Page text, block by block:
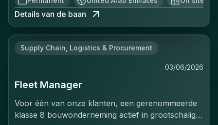
fast-moving, asset-light operation across two
distinct channels: ecommerce fulfillment and
offline private events. This is a greenfield
means you'll build the standard operating
reporting structure from scratch. You report
directly to the Chief Operating Officer and will be
moves.Key ResponsibilitiesInbound & Inventory
ControlReceive and validate all inbound stock
Details van de baan
Supply Chain, Logistics & Procurement
03/06/2026
Fleet Manager
Voor één van onze klanten, een gerenommeerde
klasse 8 bouwonderneming actief in grootschalige